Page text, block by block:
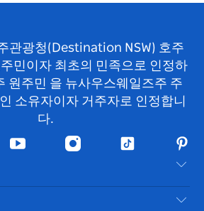
관광청(Destination NSW) 호주
민이자 최초의 민족으로 인정하
원주민 을 뉴사우스웨일즈주 주
소유자이자 거주자로 인정합니
다.
유
브
인
타
틱
핀
터
레
스